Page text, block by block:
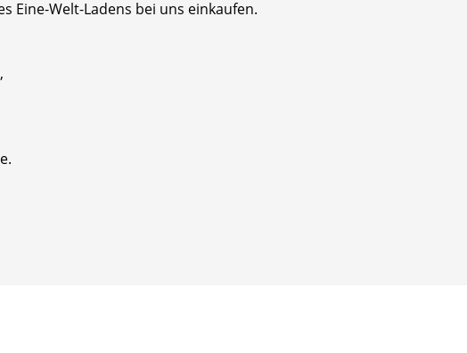
Eine-Welt-Ladens bei uns einkaufen.